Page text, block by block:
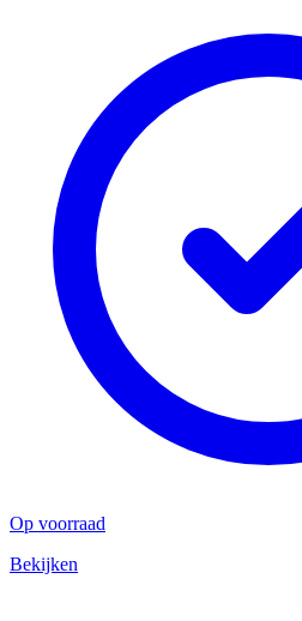
Op voorraad
Bekijken